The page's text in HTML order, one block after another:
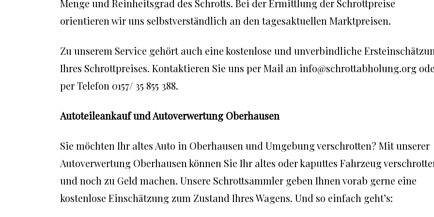
Menge und Reinheitsgrad des Schrotts. Bei der Ermittlung der Schrottpreise
orientieren wir uns selbstverständlich an den tagesaktuellen Marktpreisen.
Zu unserem Service gehört auch eine kostenlose und unverbindliche
Ihres Schrottpreises. Kontaktieren Sie uns per Mail an info@schrottabholung.org
per Telefon 0157/ 35 855 388.
Autoteileankauf und Autoverwertung Oberhausen
Sie möchten Ihr altes Auto in Oberhausen und Umgebung verschrotten? Mit unserer
Autoverwertung Oberhausen können Sie Ihr altes oder kaputtes Fahrzeug
und noch zu Geld machen. Unsere Schrottsammler geben Ihnen vorab gerne eine
kostenlose Einschätzung zum Zustand Ihres Wagens. Und so einfach geht’s: